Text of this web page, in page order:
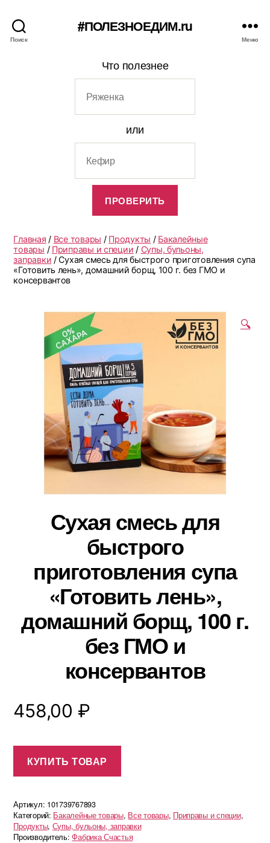
Поиск
#ПОЛЕЗНОЕДИМ.ru
Меню
Что полезнее
или
Главная / Все товары / Продукты / Бакалейные
товары / Приправы и специи / Супы, бульоны,
заправки / Сухая смесь для быстрого приготовления супа
«Готовить лень», домашний борщ, 100 г. без ГМО и
консервантов
🔍
Сухая смесь для
быстрого
приготовления супа
«Готовить лень»,
домашний борщ, 100 г.
без ГМО и
консервантов
458,00 ₽
КУПИТЬ ТОВАР
Артикул: 101739767893
Категорий: Бакалейные товары, Все товары, Приправы и специи,
Продукты, Супы, бульоны, заправки
Производитель:Фабрика Счастья